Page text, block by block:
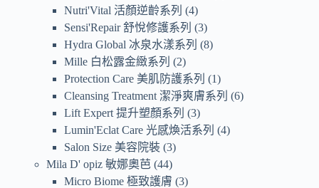
Nutri'Vital 活顏逆齡系列
4
Sensi'Repair 舒悅修護系列
3
Hydra Global 冰泉水漾系列
8
Mille 白松露金緻系列
2
Protection Care 美肌防護系列
1
Cleansing Treatment 潔淨爽膚系列
6
Lift Expert 提升塑顏系列
3
Lumin'Eclat Care 光感煥活系列
4
Salon Size 美容院裝 3
Mila D' opiz 敏娜奧芭 44
Micro Biome 極致護膚 3